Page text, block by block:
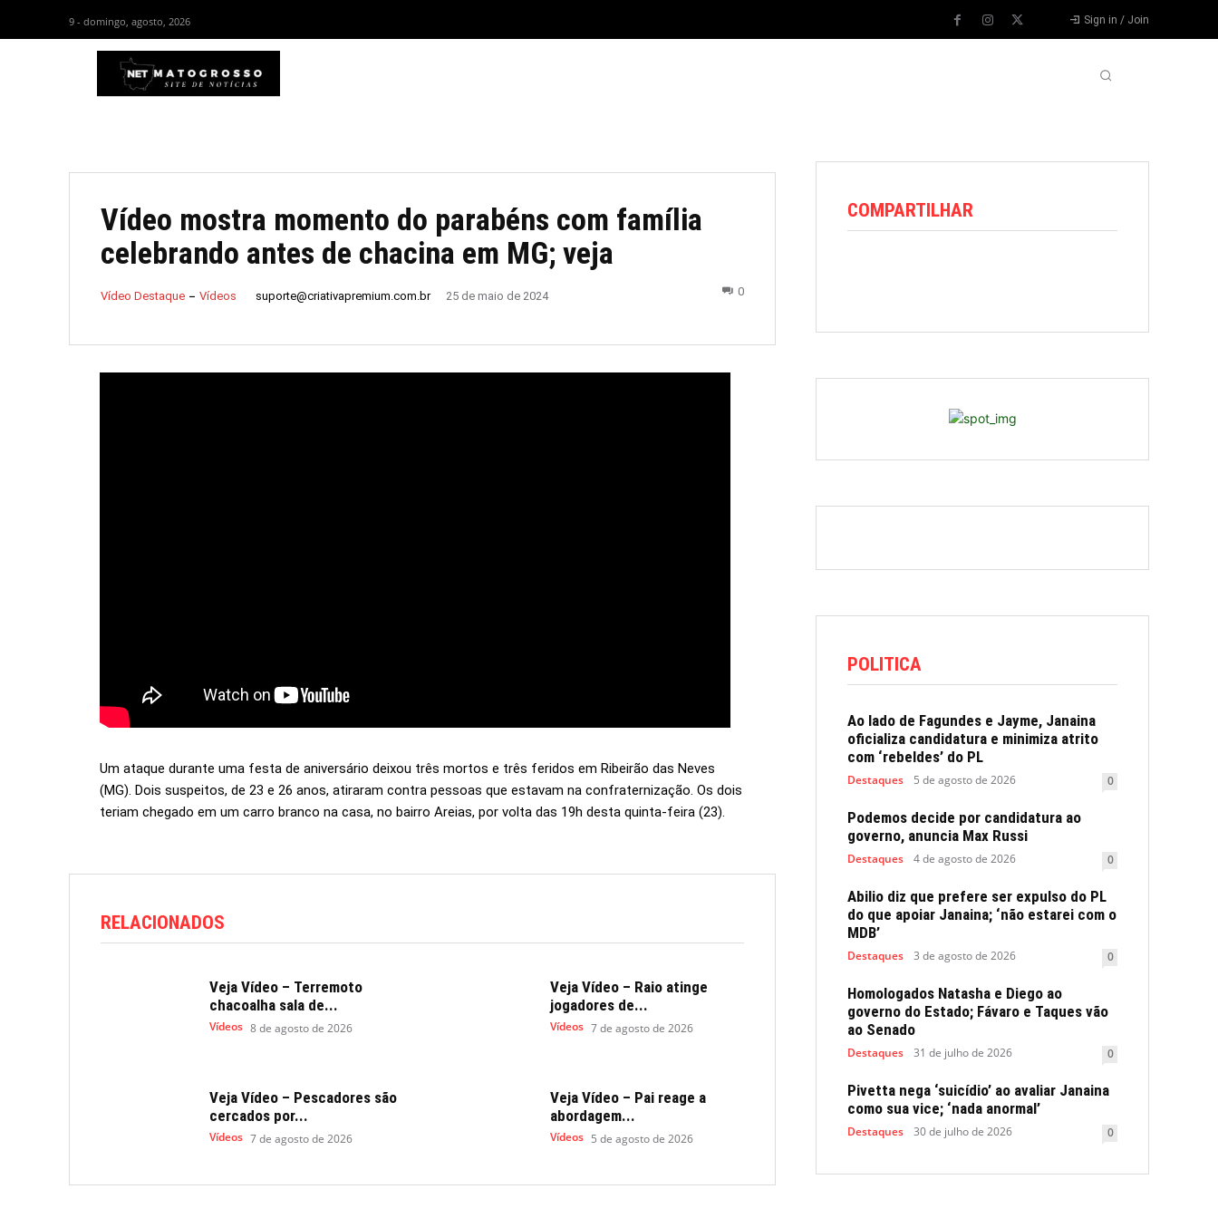
9 - domingo, agosto, 2026 Sign in / Join
Vídeo mostra momento do parabéns com família
celebrando antes de chacina em MG; veja
Vídeo Destaque Vídeos suporte@criativapremium.com.br 25 de maio de 2024 0
Um ataque durante uma festa de aniversário deixou três mortos e três feridos em Ribeirão das Neves
(MG). Dois suspeitos, de 23 e 26 anos, atiraram contra pessoas que estavam na confraternização. Os dois
teriam chegado em um carro branco na casa, no bairro Areias, por volta das 19h desta quinta-feira (23).
RELACIONADOS
Veja Vídeo – Terremoto
chacoalha sala de...
Vídeos 8 de agosto de 2026
Veja Vídeo – Raio atinge
jogadores de...
Vídeos 7 de agosto de 2026
Veja Vídeo – Pescadores são
cercados por...
Vídeos 7 de agosto de 2026
Veja Vídeo – Pai reage a
abordagem...
Vídeos 5 de agosto de 2026
COMPARTILHAR
POLITICA
Ao lado de Fagundes e Jayme, Janaina
oficializa candidatura e minimiza atrito
com ‘rebeldes’ do PL
Destaques 5 de agosto de 2026 0
Podemos decide por candidatura ao
governo, anuncia Max Russi
Destaques 4 de agosto de 2026 0
Abilio diz que prefere ser expulso do PL
do que apoiar Janaina; ‘não estarei com o
MDB’
Destaques 3 de agosto de 2026 0
Homologados Natasha e Diego ao
governo do Estado; Fávaro e Taques vão
ao Senado
Destaques 31 de julho de 2026 0
Pivetta nega ‘suicídio’ ao avaliar Janaina
como sua vice; ‘nada anormal’
Destaques 30 de julho de 2026 0